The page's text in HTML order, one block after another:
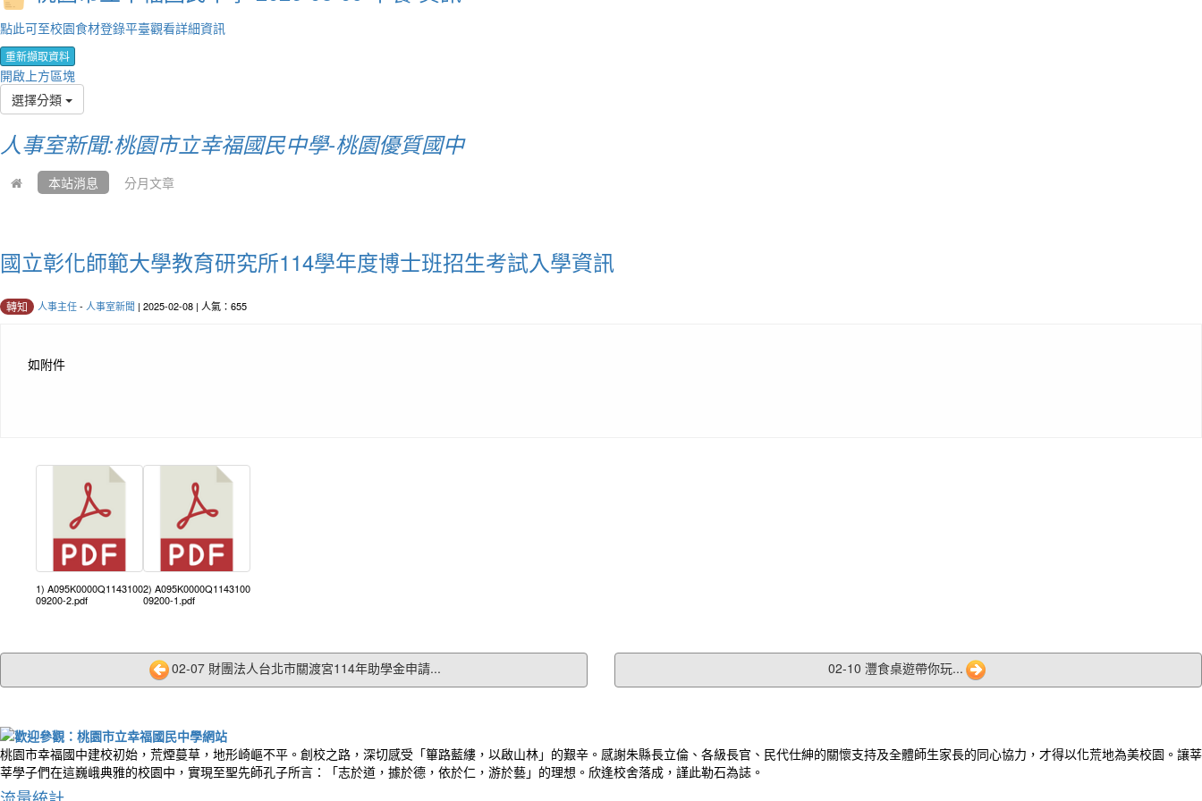
點此可至校園食材登錄平臺觀看詳細資訊
重新擷取資料
開啟上方區塊
選擇分類
人事室新聞:桃園市立幸福國民中學-桃園優質國中
本站消息 分月文章
國立彰化師範大學教育研究所114學年度博士班招生考試入學資訊
轉知 人事主任- 人事室新聞 | 2025-02-08 | 人氣：655
如附件
1) A095K0000Q1143100
09200-2.pdf
2) A095K0000Q1143100
09200-1.pdf
02-07 財團法人台北市關渡宮114年助學金申請... 02-10 灃食桌遊帶你玩...
桃園市幸福國中建校初始，荒煙蔓草，地形崎嶇不平。創校之路，深切感受「篳路藍縷，以啟山林」的艱辛。感謝朱縣長立倫、各級長官、民代仕紳的關懷支持及全體師生家長的同心協力，才得以化荒地為美校園。讓莘
莘學子們在這巍峨典雅的校園中，實現至聖先師孔子所言：「志於道，據於德，依於仁，游於藝」的理想。欣逢校舍落成，謹此勒石為誌。